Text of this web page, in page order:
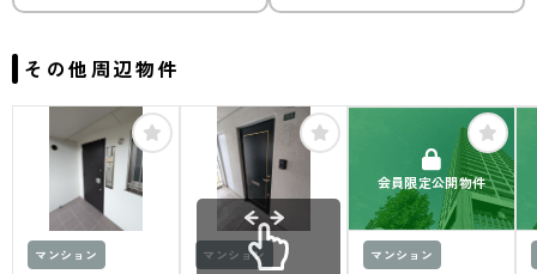
その他周辺物件
マンション マンション
会員限定公開物件
マンション